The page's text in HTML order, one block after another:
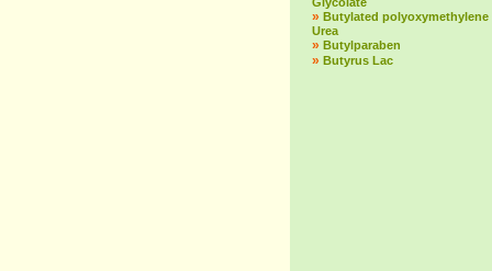
» Butylated polyoxymethylene
Urea
» Butylparaben
» Butyrus Lac